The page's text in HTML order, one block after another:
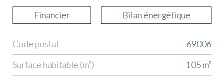
Financier Bilan énergétique
Label Value
Code postal
69006
Surface habitable (m²)
105 m²